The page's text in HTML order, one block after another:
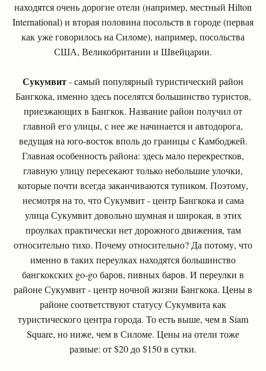
находятся очень дорогие отели (например, местный Hilton
International) и вторая половина посольств в городе (первая
как уже говорилось на Силоме), например, посольства
США, Великобритании и Швейцарии.
Сукумвит- самый популярный туристический район
Бангкока, именно здесь поселятся большинство туристов,
приезжающих в Бангкок. Название район получил от
главной его улицы, с нее же начинается и автодорога,
ведущая на юго-восток вполь до границы с Камбоджей.
Главная особенность района: здесь мало перекрестков,
главную улицу пересекают только небольшие улочки,
которые почти всегда заканчиваются тупиком. Поэтому,
несмотря на то, что Сукумвит - центр Бангкока и сама
улица Сукумвит довольно шумная и широкая, в этих
проулках практически нет дорожного движения, там
относительно тихо. Почему относительно? Да потому, что
именно в таких переулках находятся большинство
бангкокских go-go баров, пивных баров. И переулки в
районе Сукумвит - центр ночной жизни Бангкока. Цены в
районе соответствуют статусу Сукумвита как
туристического центра города. То есть выше, чем в Siam
Square, но ниже, чем в Силоме. Цены на отели тоже
разные: от $20 до $150 в сутки.